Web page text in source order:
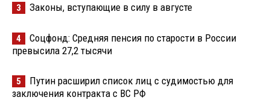
3 Законы, вступающие в силу в августе
4
Соцфонд: Средняя пенсия по старости в России
превысила 27,2 тысячи
5
Путин расширил список лиц с судимостью для
заключения контракта с ВС РФ